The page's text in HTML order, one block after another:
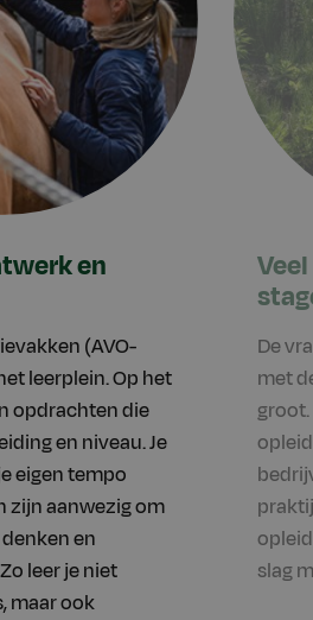
en
(AVO-
leerplein. Op het
opdrachten die
en niveau. Je
eigen tempo
zijn aanwezig om
en
leer je niet
maar ook
De
met
slag